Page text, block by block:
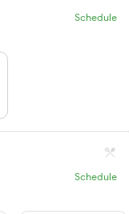
Schedule
Schedule